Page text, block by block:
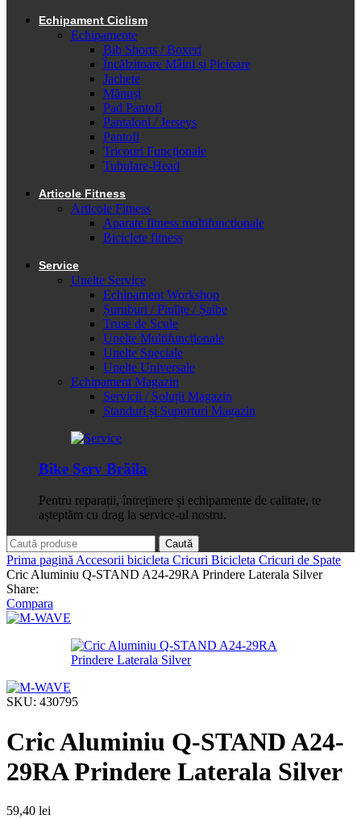
Echipament Ciclism
Echipamente
Bib Shorts / Boxeri
Încălzitoare Mâini și Picioare
Jachete
Mănuși
Pad Pantofi
Pantaloni / Jerseys
Pantofi
Tricouri Funcționale
Tubulare-Head
Articole Fitness
Articole Fitness
Aparate fitness multifunctionale
Biciclete fitness
Service
Unelte Service
Echipament Workshop
Șuruburi / Piulițe / Șaibe
Truse de Scule
Unelte Multifuncționale
Unelte Speciale
Unelte Universale
Echipament Magazin
Servicii / Soluții Magazin
Standuri și Suporturi Magazin
Bike Serv Brăila
Pentru reparații, întreținere și echipamente de calitate, te
așteptăm cu drag la service-ul nostru.
Caută
Prima pagină Accesorii bicicleta Cricuri Bicicleta Cricuri de Spate
Cric Aluminiu Q-STAND A24-29RA Prindere Laterala Silver
Share:
Compara
SKU: 430795
Cric Aluminiu Q-STAND A24-
29RA Prindere Laterala Silver
59,40 lei